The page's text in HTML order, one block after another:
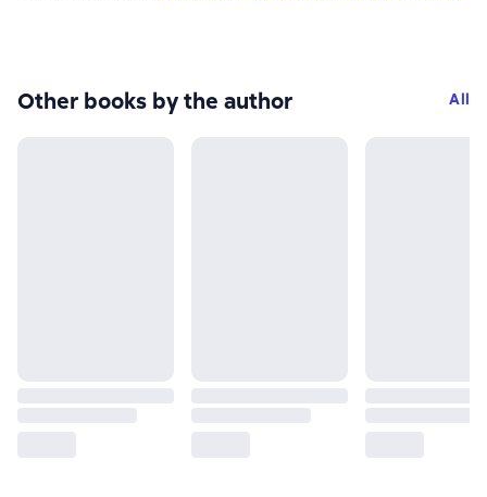
Other books by the author All